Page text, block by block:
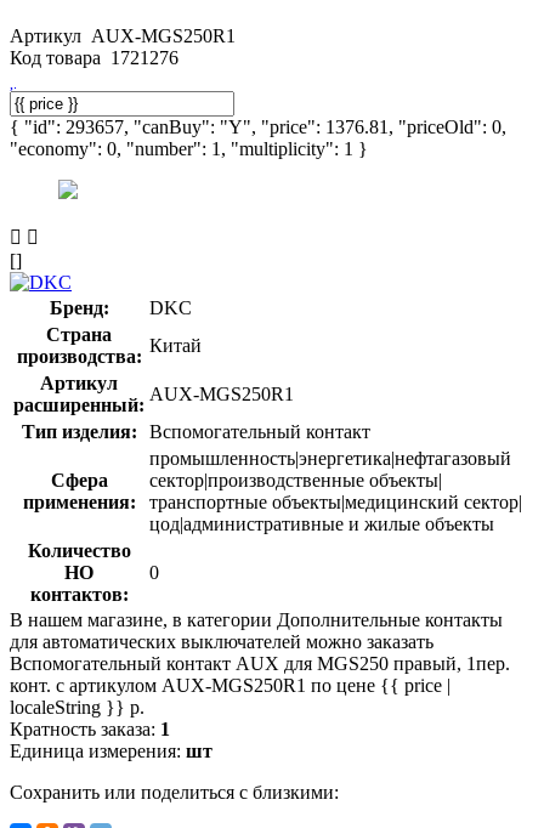
Артикул AUX-MGS250R1
Код товара 1721276
{ "id": 293657, "canBuy": "Y", "price": 1376.81, "priceOld": 0,
"economy": 0, "number": 1, "multiplicity": 1 }
[]
Бренд:
DKC
Страна
производства:
Китай
Артикул
расширенный:
AUX-MGS250R1
Тип изделия:
Вспомогательный контакт
Сфера
применения:
промышленность|энергетика|нефтагазовый
сектор|производственные объекты|
транспортные объекты|медицинский сектор|
цод|административные и жилые объекты
Количество
НО
контактов:
0
В нашем магазине, в категории Дополнительные контакты
для автоматических выключателей можно заказать
Вспомогательный контакт AUX для MGS250 правый, 1пер.
конт. с артикулом AUX-MGS250R1 по цене {{ price |
localeString }} р.
Кратность заказа: 1
Единица измерения: шт
Сохранить или поделиться с близкими: